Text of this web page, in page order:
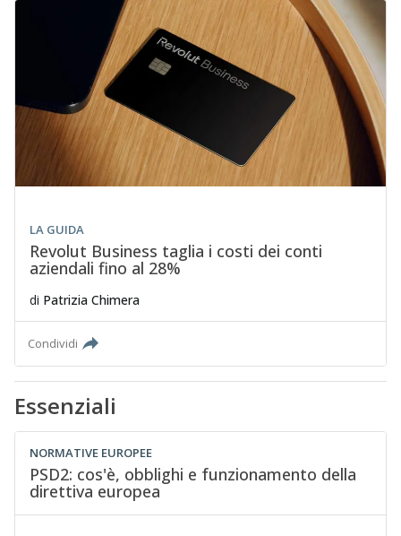
LA GUIDA
Revolut Business taglia i costi dei conti
aziendali fino al 28%
di Patrizia Chimera
Condividi
Essenziali
NORMATIVE EUROPEE
PSD2: cos'è, obblighi e funzionamento della
direttiva europea